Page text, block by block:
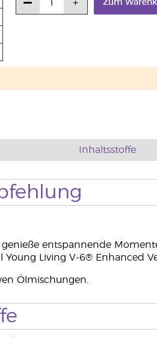
Zum
Inhaltsstoffe
entspannende
Living V-6® Enhanced
Ölmischungen.